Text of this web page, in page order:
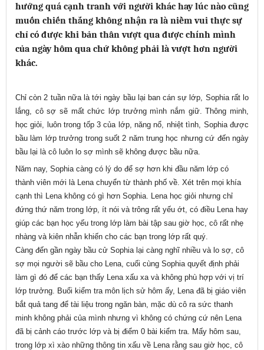
hướng quá cạnh tranh với người khác hay lúc nào cũng
muốn chiến thắng không nhận ra là niềm vui thực sự
chỉ có được khi bản thân vượt qua được chính mình
của ngày hôm qua chứ không phải là vượt hơn người
khác.
Chỉ còn 2 tuần nữa là tới ngày bầu lại ban cán sự lớp, Sophia rất lo
lắng, cô sợ sẽ mất chức lớp trưởng mình nắm giữ. Thông minh,
học giỏi, luôn trong tốp 3 của lớp, năng nổ, nhiệt tình, Sophia được
bầu làm lớp trưởng trong suốt 2 năm trung học nhưng cứ đến ngày
bầu lại là cô luôn lo sợ mình sẽ không được bầu nữa.
Năm nay, Sophia càng có lý do để sợ hơn khi đầu năm lớp có
thành viên mới là Lena chuyển từ thành phố về. Xét trên mọi khía
cạnh thì Lena không có gì hơn Sophia. Lena học giỏi nhưng chỉ
đứng thứ năm trong lớp, ít nói và trông rất yếu ớt, có điều Lena hay
giúp các bạn học yếu trong lớp làm bài tập sau giờ học, cô rất nhẹ
nhàng và kiên nhẫn khiến cho các bạn trong lớp rất quý.
Càng đến gần ngày bầu cử Sophia lại càng nghĩ nhiều và lo sợ, cô
sợ mọi người sẽ bầu cho Lena, cuối cùng Sophia quyết định phải
làm gì đó để các bạn thấy Lena xấu xa và không phù hợp với vị trí
lớp trưởng. Buổi kiểm tra môn lịch sử hôm ấy, Lena đã bị giáo viên
bắt quả tang để tài liệu trong ngăn bàn, mặc dù cô ra sức thanh
minh không phải của mình nhưng vì không có chứng cứ nên Lena
đã bị cảnh cáo trước lớp và bị điểm 0 bài kiểm tra. Mấy hôm sau,
trong lớp xì xào những thông tin xấu về Lena rằng sau giờ học, cô